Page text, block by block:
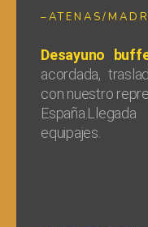
–ATENAS/
Desayuno
acordada,
con nuestro
equipajes.
FIN